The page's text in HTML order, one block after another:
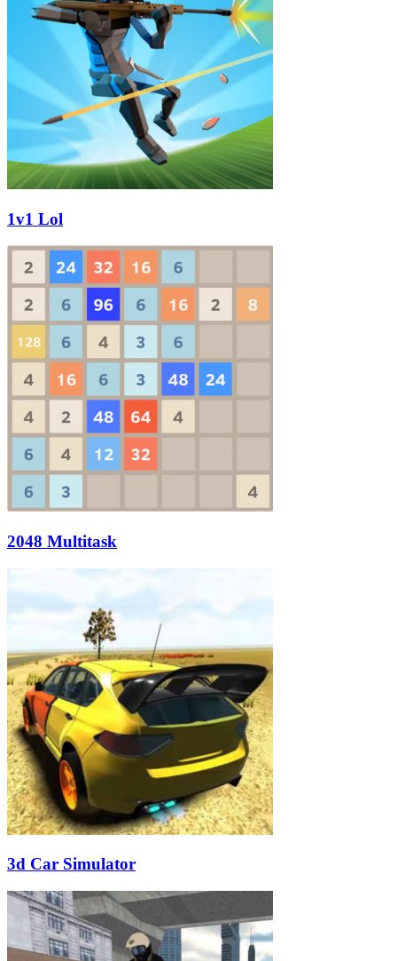
1v1 Lol
2048 Multitask
3d Car Simulator